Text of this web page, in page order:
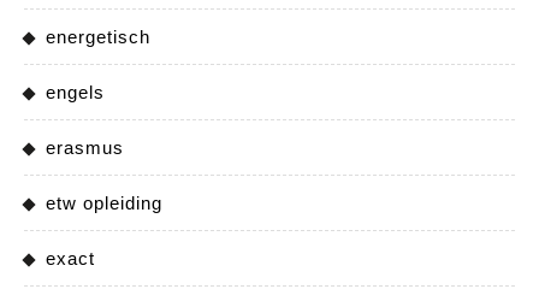
energetisch
engels
erasmus
etw opleiding
exact